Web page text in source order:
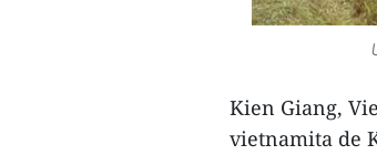
Kien Giang,
vietnamita de